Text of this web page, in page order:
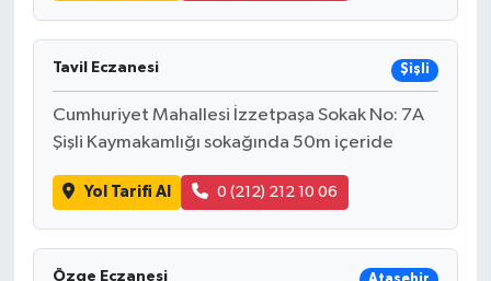
Tavil Eczanesi Şişli
Cumhuriyet Mahallesi İzzetpaşa Sokak No: 7A
Şişli Kaymakamlığı sokağında 50m içeride
Yol Tarifi Al 0 (212) 212 10 06
Özge Eczanesi